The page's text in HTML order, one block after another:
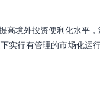
境外投资便利化水平
实行有管理的市场化运